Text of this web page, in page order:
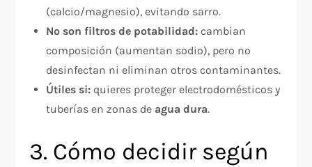
(calcio/magnesio), evitando sarro.​
No son filtros de potabilidad: cambian
composición (aumentan sodio), pero no
desinfectan ni eliminan otros contaminantes.
Útiles si: quieres proteger electrodomésticos y
tuberías en zonas de agua dura.
3. Cómo decidir según